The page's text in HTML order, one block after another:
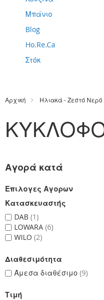
Μπάνιο
Blog
Ho.Re.Ca
Στόκ
Αρχική Ηλιακά - Ζεστό Νερό
Αγορά κατά
Επιλογες Αγορων
Κατασκευαστής
DAB 1
LOWARA 6
WILO 2
Διαθεσιμότητα
Άμεσα διαθέσιμο 9
Τιμή